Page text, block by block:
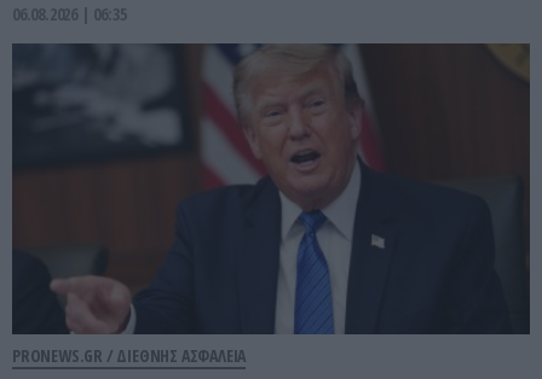
06.08.2026 | 06:35
PRONEWS.GR / ΔΙΕΘΝΗΣ ΑΣΦΑΛΕΙΑ